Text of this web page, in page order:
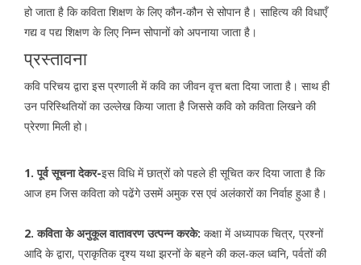
हो जाता है कि कविता शिक्षण के लिए कौन-कौन से सोपान है। साहित्य की विधाएँ
गद्य व पद्य शिक्षण के लिए निम्न सोपानों को अपनाया जाता है।
प्रस्तावना
कवि परिचय द्वारा इस प्रणाली में कवि का जीवन वृत्त बता दिया जाता है। साथ ही
उन परिस्थितियों का उल्लेख किया जाता है जिससे कवि को कविता लिखने की
प्रेरणा मिली हो।
1. पूर्व सूचना देकर-इस विधि में छात्रों को पहले ही सूचित कर दिया जाता है कि
आज हम जिस कविता को पढेंगे उसमें अमुक रस एवं अलंकारों का निर्वाह हुआ है।
2. कविता के अनुकूल वातावरण उत्पन्न करके: कक्षा में अध्यापक चित्र, प्रश्नों
आदि के द्वारा, प्राकृतिक दृश्य यथा झरनों के बहने की कल-कल ध्वनि, पर्वतों की